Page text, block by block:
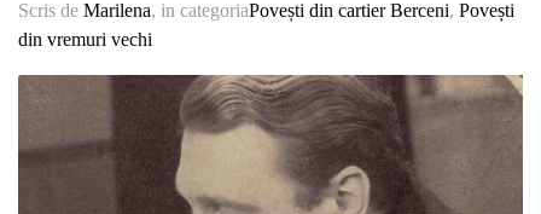
Scris de Marilena, in categoriaPovești din cartier Berceni, Povești
din vremuri vechi